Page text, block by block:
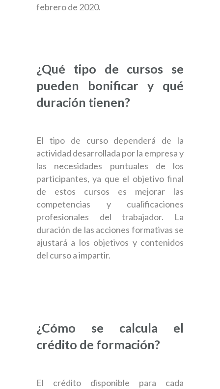
febrero de 2020.
¿Qué tipo de cursos se
pueden bonificar y qué
duración tienen?
El tipo de curso dependerá de la
actividad desarrollada por la empresa y
las necesidades puntuales de los
participantes, ya que el objetivo final
de estos cursos es mejorar las
competencias y cualificaciones
profesionales del trabajador. La
duración de las acciones formativas se
ajustará a los objetivos y contenidos
del curso a impartir.
¿Cómo se calcula el
crédito de formación?
El crédito disponible para cada